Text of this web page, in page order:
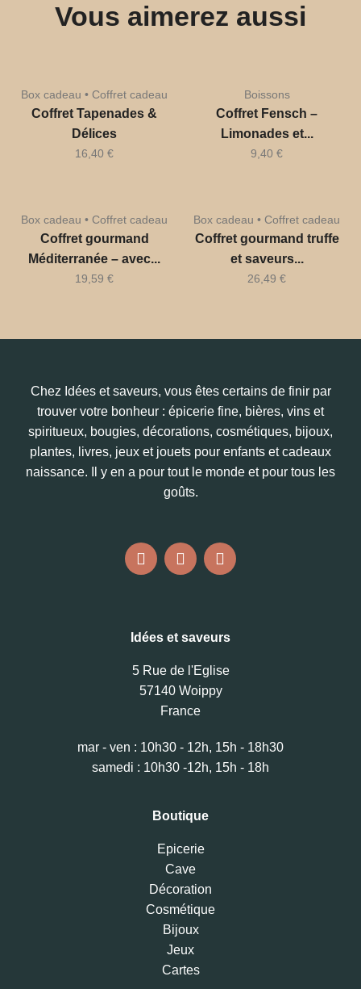
Vous aimerez aussi
Box cadeau • Coffret cadeau
Coffret Tapenades &
Délices
16,40 €
Boissons
Coffret Fensch –
Limonades et...
9,40 €
Box cadeau • Coffret cadeau
Coffret gourmand
Méditerranée – avec...
19,59 €
Box cadeau • Coffret cadeau
Coffret gourmand truffe
et saveurs...
26,49 €
Chez Idées et saveurs, vous êtes certains de finir par
trouver votre bonheur : épicerie fine, bières, vins et
spiritueux, bougies, décorations, cosmétiques, bijoux,
plantes, livres, jeux et jouets pour enfants et cadeaux
naissance. Il y en a pour tout le monde et pour tous les
goûts.
Idées et saveurs
5 Rue de l'Eglise
57140 Woippy
France
mar - ven : 10h30 - 12h, 15h - 18h30
samedi : 10h30 -12h, 15h - 18h
Boutique
Epicerie
Cave
Décoration
Cosmétique
Bijoux
Jeux
Cartes